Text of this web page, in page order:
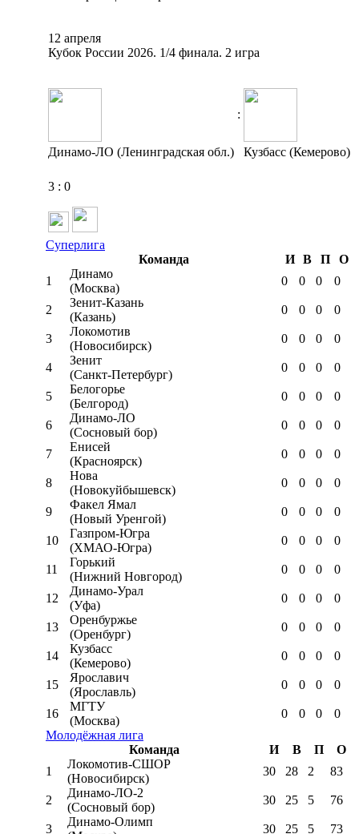
12 апреля
Кубок России 2026. 1/4 финала. 2 игра
:
Динамо-ЛО (Ленинградская обл.) Кузбасс (Кемерово)
3 : 0
Суперлига
Команда
И В П
О
1
Динамо
(Москва)
0 0 0 0
2
Зенит-Казань
(Казань)
0 0 0 0
3
Локомотив
(Новосибирск)
0 0 0 0
4
Зенит
(Санкт-Петербург)
0 0 0 0
5
Белогорье
(Белгород)
0 0 0 0
6
Динамо-ЛО
(Сосновый бор)
0 0 0 0
7
Енисей
(Красноярск)
0 0 0 0
8
Нова
(Новокуйбышевск)
0 0 0 0
9
Факел Ямал
(Новый Уренгой)
0 0 0 0
10
Газпром-Югра
(ХМАО-Югра)
0 0 0 0
11
Горький
(Нижний Новгород)
0 0 0 0
12
Динамо-Урал
(Уфа)
0 0 0 0
13
Оренбуржье
(Оренбург)
0 0 0 0
14
Кузбасс
(Кемерово)
0 0 0 0
15
Ярославич
(Ярославль)
0 0 0 0
16
МГТУ
(Москва)
0 0 0
0
Молодёжная лига
Команда
И В П
О
1
Локомотив-CШОР
(Новосибирск)
30 28 2 83
2
Динамо-ЛО-2
(Сосновый бор)
30 25 5 76
3
Динамо-Олимп
30 25 5 73